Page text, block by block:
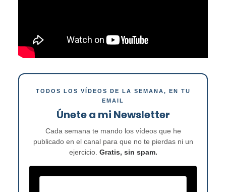
TODOS LOS VÍDEOS DE LA SEMANA, EN TU
EMAIL
Únete a mi Newsletter
Cada semana te mando los vídeos que he
publicado en el canal para que no te pierdas ni un
ejercicio. Gratis, sin spam.